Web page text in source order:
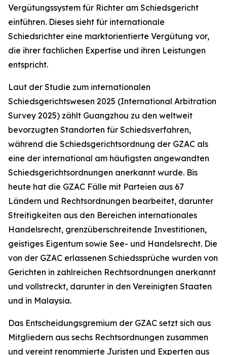
Vergütungssystem für Richter am Schiedsgericht
einführen. Dieses sieht für internationale
Schiedsrichter eine marktorientierte Vergütung vor,
die ihrer fachlichen Expertise und ihren Leistungen
entspricht.
Laut der Studie zum internationalen
Schiedsgerichtswesen 2025 (International Arbitration
Survey 2025) zählt Guangzhou zu den weltweit
bevorzugten Standorten für Schiedsverfahren,
während die Schiedsgerichtsordnung der GZAC als
eine der international am häufigsten angewandten
Schiedsgerichtsordnungen anerkannt wurde. Bis
heute hat die GZAC Fälle mit Parteien aus 67
Ländern und Rechtsordnungen bearbeitet, darunter
Streitigkeiten aus den Bereichen internationales
Handelsrecht, grenzüberschreitende Investitionen,
geistiges Eigentum sowie See- und Handelsrecht. Die
von der GZAC erlassenen Schiedssprüche wurden von
Gerichten in zahlreichen Rechtsordnungen anerkannt
und vollstreckt, darunter in den Vereinigten Staaten
und in Malaysia.
Das Entscheidungsgremium der GZAC setzt sich aus
Mitgliedern aus sechs Rechtsordnungen zusammen
und vereint renommierte Juristen und Experten aus